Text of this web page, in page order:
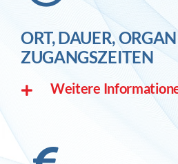
ORT, DAUER,
ZUGANGSZEITEN
Weitere